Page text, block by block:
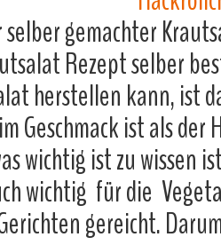
gemachter
Rezept selber
herstellen kann, ist
Geschmack ist als
wichtig ist zu wissen
wichtig für die
gereicht.